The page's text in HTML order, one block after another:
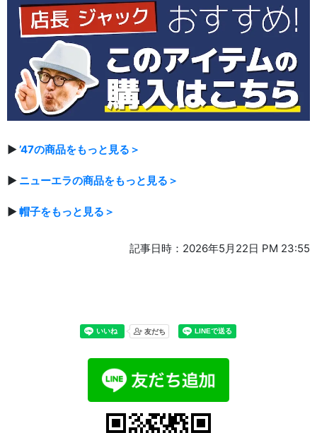
▶’47の商品をもっと見る＞
▶ ニューエラの商品をもっと見る＞
▶帽子をもっと見る＞
記事日時：2026年5月22日 PM 23:55